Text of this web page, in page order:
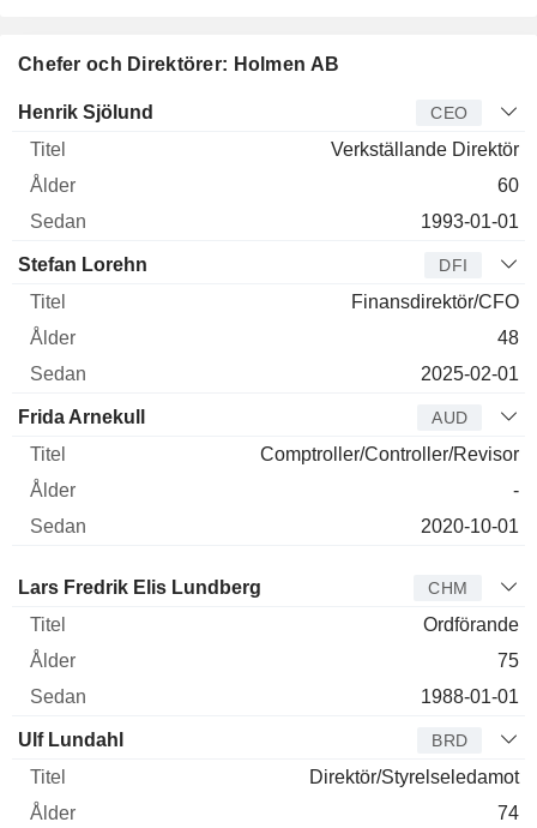
Chefer och Direktörer: Holmen AB
Verkställande
Henrik Sjölund CEO
Verkställande Direktör
60
1993-01-01
Stefan Lorehn DFI
Finansdirektör/CFO
48
2025-02-01
Frida Arnekull AUD
Comptroller/Controller/Revisor
-
2020-10-01
Styrelseledamot Titel Ålder
Lars Fredrik Elis Lundberg CHM
Ordförande
75
1988-01-01
Ulf Lundahl BRD
Direktör/Styrelseledamot
74